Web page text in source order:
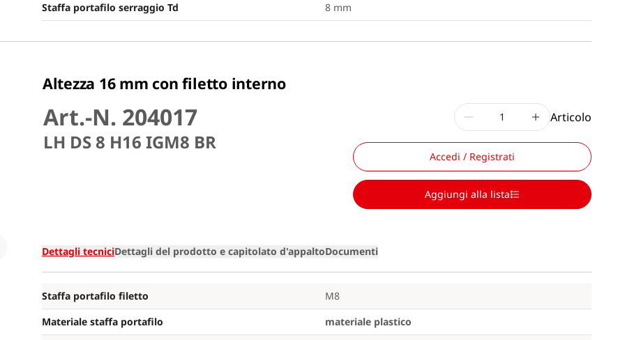
Staffa portafilo serraggio Td
8 mm
Altezza 16 mm con filetto interno
Art.-N. 204017
LH DS 8 H16 IGM8 BR
Loading
Articolo
Accedi / Registrati
Aggiungi alla lista
Dettagli tecniciDettagli del prodotto e capitolato d'appaltoDocumenti
Staffa portafilo filetto
M8
Materiale staffa portafilo
materiale plastico